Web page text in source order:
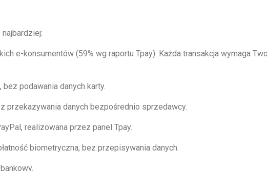
e-konsumentów (59% wg raportu Tpay). Każda transakcja wymaga
podawania danych karty.
przekazywania danych bezpośrednio sprzedawcy.
realizowana przez panel Tpay.
biometryczna, bez przepisywania danych.